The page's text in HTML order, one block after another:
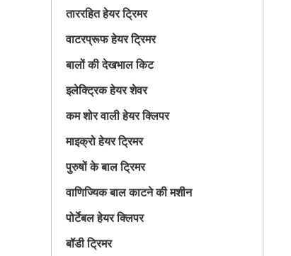
ताररहित हेयर ट्रिमर
वाटरप्रूफ हेयर ट्रिमर
बालों की देखभाल किट
इलेक्ट्रिक हेयर शेवर
कम शोर वाली हेयर क्लिपर
माइक्रो हेयर ट्रिमर
पुरुषों के बाल ट्रिमर
वाणिज्यिक बाल काटने की मशीन
पोर्टेबल हेयर क्लिपर
बॉडी ट्रिमर